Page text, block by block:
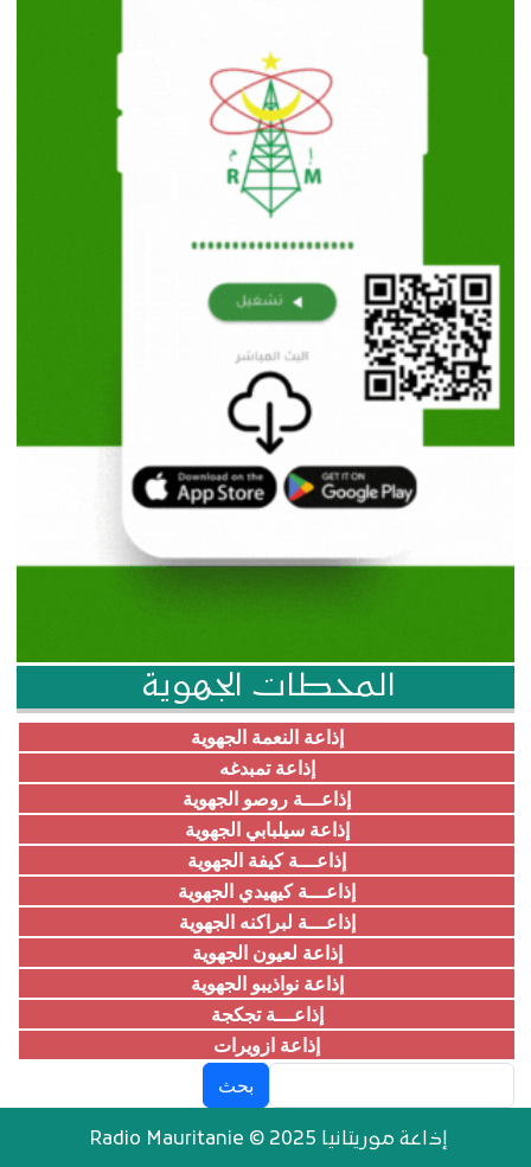
المحطات الجهوية
إذاعة النعمة الجهوية
إذاعة تمبدغه
إذاعـــة روصو الجهوية
إذاعة سيلبابي الجهوية
إذاعـــة كيفة الجهوية
إذاعـــة كيهيدي الجهوية
إذاعـــة لبراكنه الجهوية
إذاعة لعيون الجهوية
إذاعة نواذيبو الجهوية
إذاعـــة تجكجة
إذاعة ازويرات
إذاعة موريتانيا Radio Mauritanie © 2025